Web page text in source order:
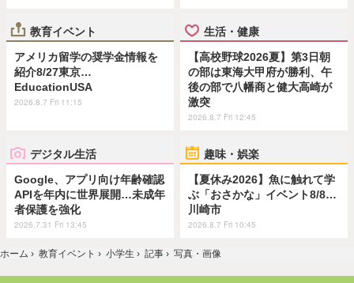
教育イベント
アメリカ留学の奨学金情報を
紹介8/27東京…
EducationUSA
2026.8.7 Fri 11:15
生活・健康
【高校野球2026夏】第3日朝
の部は東海大甲府が勝利、午
後の部で八幡商と健大高崎が
激突
2026.8.7 Fri 12:45
デジタル生活
Google、アプリ向け年齢確認
APIを年内に世界展開…未成年
者保護を強化
2026.7.31 Fri 13:45
趣味・娯楽
【夏休み2026】魚に触れて学
ぶ「おさかな」イベント8/8…
川崎市
2026.8.7 Fri 10:45
ホーム › 教育イベント › 小学生 › 記事 › 写真・画像